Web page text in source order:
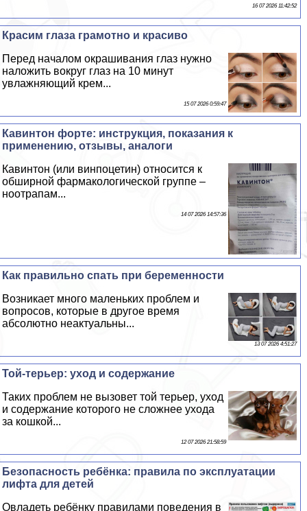
16 07 2026 11:42:52
Красим глаза грамотно и красиво
Перед началом окрашивания глаз нужно
наложить вокруг глаз на 10 минут
увлажняющий крем...
15 07 2026 0:59:47
Кавинтон форте: инструкция, показания к
применению, отзывы, аналоги
Кавинтон (или винпоцетин) относится к
обширной фармакологической группе –
ноотрапам...
14 07 2026 14:57:36
Как правильно спать при беременности
Возникает много маленьких проблем и
вопросов, которые в другое время
абсолютно неактуальны...
13 07 2026 4:51:27
Той-терьер: уход и содержание
Таких проблем не вызовет той терьер, уход
и содержание которого не сложнее ухода
за кошкой...
12 07 2026 21:58:59
Безопасность ребёнка: правила по эксплуатации
лифта для детей
Овладеть ребёнку правилами поведения в